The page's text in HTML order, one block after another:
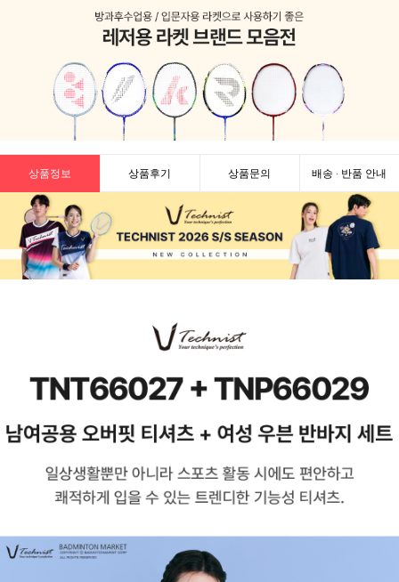
상품정보 상품후기 상품문의 배송 · 반품 안내